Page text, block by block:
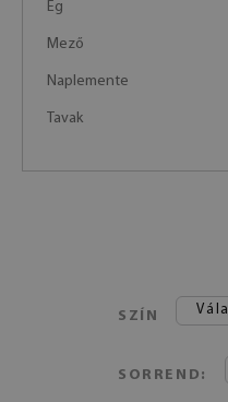
Ég
Mező
Naplemente
Tavak
SZÍN
SORREND: